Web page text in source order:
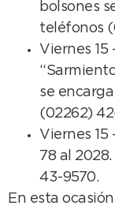
bolsones
teléfonos
Viernes 15
se
(02262)
Viernes 15
78 al
43-9570.
En esta